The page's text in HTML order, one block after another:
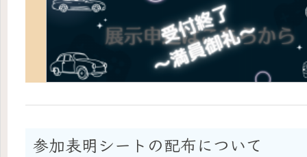
参加表明シートの配布について